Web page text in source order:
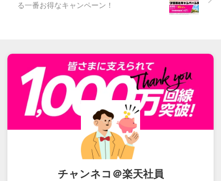
る一番お得なキャンペーン！
チャンネコ＠楽天社員